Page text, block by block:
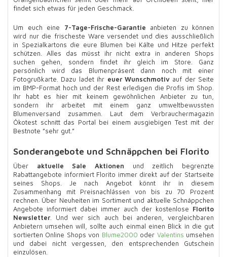
findet sich etwas für jeden Geschmack.
Um euch eine 7-Tage-Frische-Garantie anbieten zu können
wird nur die frischeste Ware versendet und dies ausschließlich
in Spezialkartons die eure Blumen bei Kälte und Hitze perfekt
schützen. Alles das müsst ihr nicht extra in anderen Shops
suchen gehen, sondern findet ihr gleich im Store. Ganz
persönlich wird das Blumenpräsent dann noch mit einer
Fotogrußkarte. Dazu ladet ihr euer Wunschmotiv auf der Seite
im BMP-Format hoch und der Rest erledigen die Profis im Shop.
Ihr habt es hier mit keinem gewöhnlichen Anbieter zu tun,
sondern ihr arbeitet mit einem ganz umweltbewussten
Blumenversand zusammen. Laut dem Verbrauchermagazin
Ökotest schnitt das Portal bei einem ausgiebigen Test mit der
Bestnote ”sehr gut.”
Sonderangebote und Schnäppchen bei Florito
Über aktuelle Sale Aktionen und zeitlich begrenzte
Rabattangebote informiert Florito immer direkt auf der Startseite
seines Shops. Je nach Angebot könnt ihr in diesem
Zusammenhang mit Preisnachlässen von bis zu 70 Prozent
rechnen. Über Neuheiten im Sortiment und aktuelle Schnäppchen
Angebote informiert dabei immer auch der kostenlose Florito
Newsletter. Und wer sich auch bei anderen, vergleichbaren
Anbietern umsehen will, sollte auch einmal einen Blick in die gut
sortierten Online Shops von Blume2000 oder Valentins umsehen
und dabei nicht vergessen, den entsprechenden Gutschein
einzulösen.